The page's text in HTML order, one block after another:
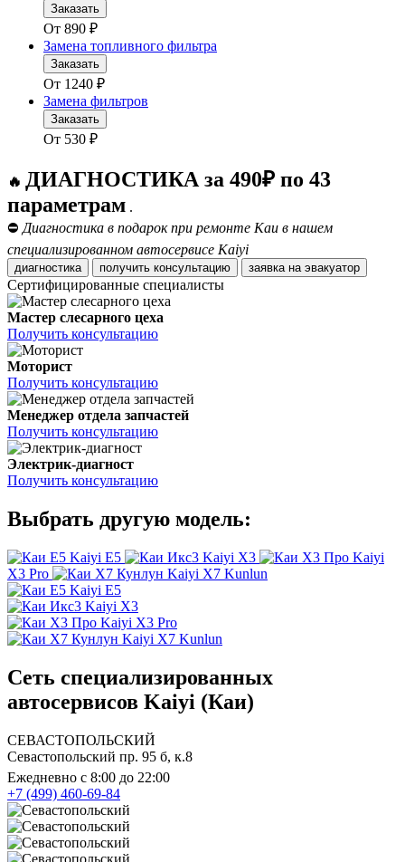
Заказать
От 890 ₽
Замена топливного фильтра
Заказать
От 1240 ₽
Замена фильтров
Заказать
От 530 ₽
🔥 ДИАГНОСТИКА за 490₽ по 43
параметрам .
⛔ Диагностика в подарок при ремонте Каи в нашем
специализированном автосервисе Kaiyi
диагностика получить консультацию заявка на эвакуатор
Сертифицированные специалисты
Мастер слесарного цеха
Получить консультацию
Моторист
Получить консультацию
Менеджер отдела запчастей
Получить консультацию
Электрик-диагност
Получить консультацию
Выбрать другую модель:
Kaiyi E5 Kaiyi X3
Kaiyi
X3 Pro
Kaiyi X7 Kunlun
Kaiyi E5
Kaiyi X3
Kaiyi X3 Pro
Kaiyi X7 Kunlun
Сеть специализированных
автосервисов Kaiyi (Каи)
СЕВАСТОПОЛЬСКИЙ
Севастопольский пр. 95 б, к.8
Ежедневно с 8:00 до 22:00
+7 (499) 460-69-84